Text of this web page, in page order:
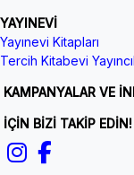
YAYINEVİ
Yayınevi Kitapları
Tercih Kitabevi
KAMPANYALAR VE
İÇİN BİZİ TAKİP EDİN!